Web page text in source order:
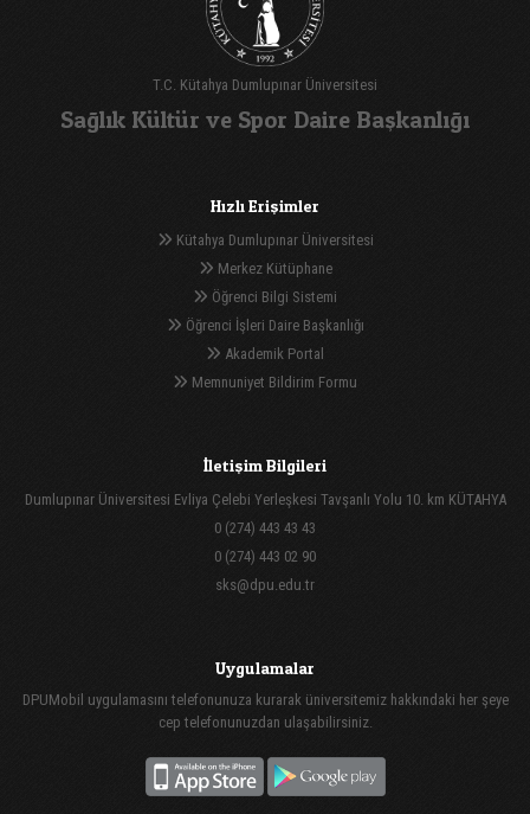
T.C. Kütahya Dumlupınar Üniversitesi
Sağlık Kültür ve Spor Daire Başkanlığı
Hızlı Erişimler
Kütahya Dumlupınar Üniversitesi
Merkez Kütüphane
Öğrenci Bilgi Sistemi
Öğrenci İşleri Daire Başkanlığı
Akademik Portal
Memnuniyet Bildirim Formu
İletişim Bilgileri
Dumlupınar Üniversitesi Evliya Çelebi Yerleşkesi Tavşanlı Yolu 10. km KÜTAHYA
0 (274) 443 43 43
0 (274) 443 02 90
sks@dpu.edu.tr
Uygulamalar
DPUMobil uygulamasını telefonunuza kurarak üniversitemiz hakkındaki her şeye
cep telefonunuzdan ulaşabilirsiniz.